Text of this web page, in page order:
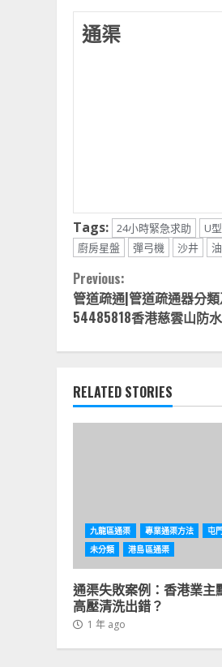
通渠
Tags: 24小時緊急求助 U
廚房星盤
彈弓機 沙井
Continue
Reading
Previous:
管道疏通|管道疏通器分
54485818香港慈雲山防
RELATED STORIES
九龍區通渠 專業通渠方法
屯
未分類
港島區通渠
通渠失敗案例：香港業主
高壓清洗出錯？
1 年 ago